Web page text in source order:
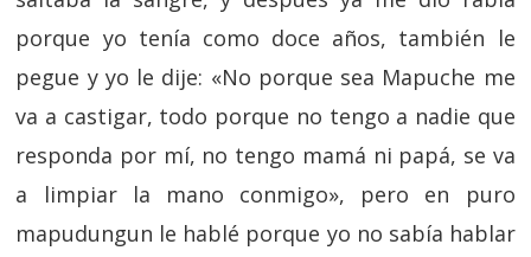
porque yo tenía como doce años, también le
pegue y yo le dije: «No porque sea Mapuche me
va a castigar, todo porque no tengo a nadie que
responda por mí, no tengo mamá ni papá, se va
a limpiar la mano conmigo», pero en puro
mapudungun le hablé porque yo no sabía hablar